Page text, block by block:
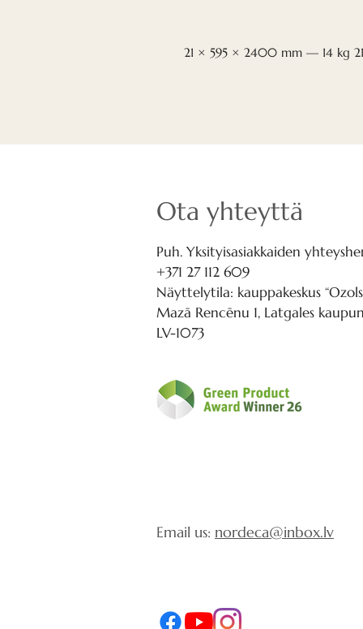
21 × 595 × 2400 mm — 14 kg
Ota yhteyttä
Puh. Yksityisasiakkaiden
+371 27 112 609
Näyttelytila: kauppakeskus
Mazā Rencēnu 1, Latgales
LV-1073
Email us: nordeca@inbox.lv